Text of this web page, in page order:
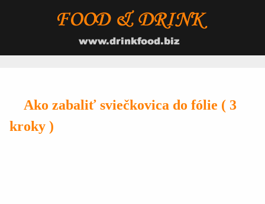
Ako zabaliť sviečkovica do fólie ( 3
kroky )